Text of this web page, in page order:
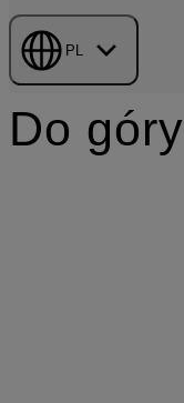
PL
Do góry